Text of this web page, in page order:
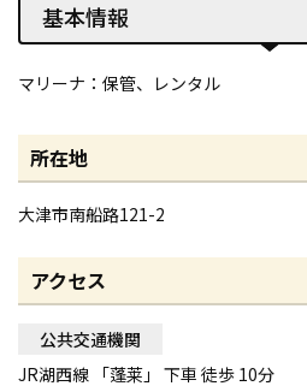
基本情報
マリーナ：保管、レンタル
所在地
大津市南船路121-2
アクセス
公共交通機関
JR湖西線 「蓬莱」 下車 徒歩 10分